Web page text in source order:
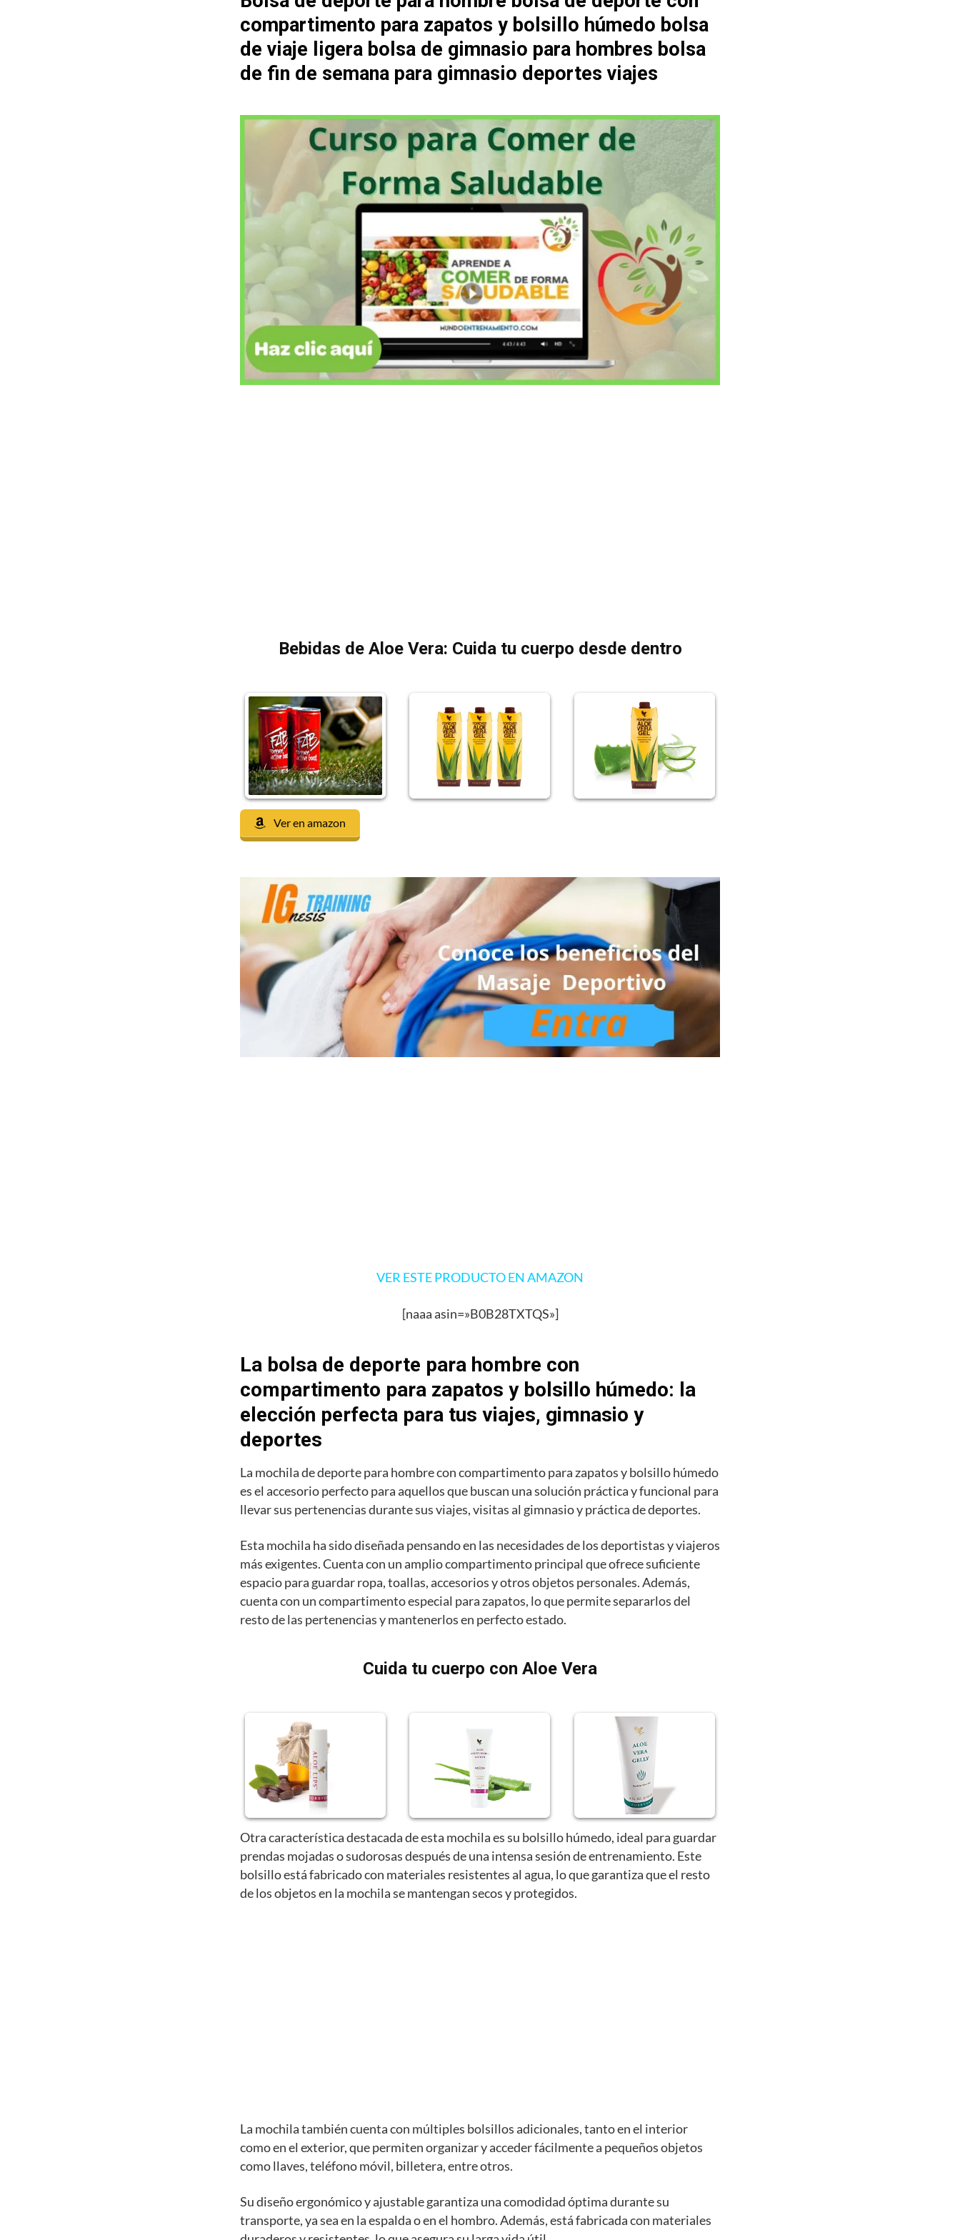
compartimento para zapatos y bolsillo húmedo bolsa
de viaje ligera bolsa de gimnasio para hombres bolsa
de fin de semana para gimnasio deportes viajes
Bebidas de Aloe Vera: Cuida tu cuerpo desde dentro
Ver en amazon
VER ESTE PRODUCTO EN AMAZON
[naaa asin=»B0B28TXTQS»]
La bolsa de deporte para hombre con
compartimento para zapatos y bolsillo húmedo: la
elección perfecta para tus viajes, gimnasio y
deportes
La mochila de deporte para hombre con compartimento para zapatos y bolsillo húmedo
es el accesorio perfecto para aquellos que buscan una solución práctica y funcional para
llevar sus pertenencias durante sus viajes, visitas al gimnasio y práctica de deportes.
Esta mochila ha sido diseñada pensando en las necesidades de los deportistas y viajeros
más exigentes. Cuenta con un amplio compartimento principal que ofrece suficiente
espacio para guardar ropa, toallas, accesorios y otros objetos personales. Además,
cuenta con un compartimento especial para zapatos, lo que permite separarlos del
resto de las pertenencias y mantenerlos en perfecto estado.
Cuida tu cuerpo con Aloe Vera
Otra característica destacada de esta mochila es su bolsillo húmedo, ideal para guardar
prendas mojadas o sudorosas después de una intensa sesión de entrenamiento. Este
bolsillo está fabricado con materiales resistentes al agua, lo que garantiza que el resto
de los objetos en la mochila se mantengan secos y protegidos.
La mochila también cuenta con múltiples bolsillos adicionales, tanto en el interior
como en el exterior, que permiten organizar y acceder fácilmente a pequeños objetos
como llaves, teléfono móvil, billetera, entre otros.
Su diseño ergonómico y ajustable garantiza una comodidad óptima durante su
transporte, ya sea en la espalda o en el hombro. Además, está fabricada con materiales